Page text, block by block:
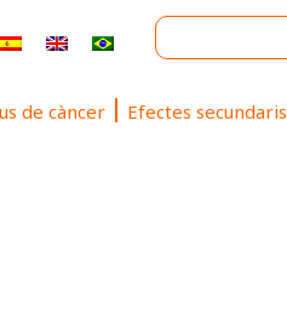
de càncer Efectes secundaris